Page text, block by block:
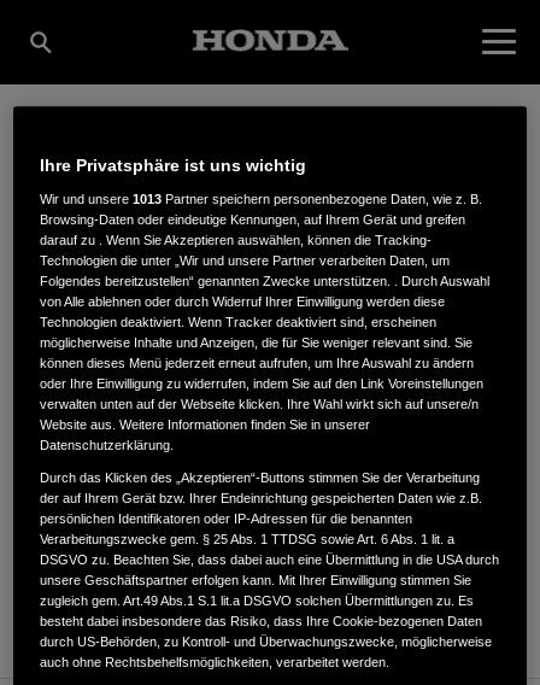
LANDTECHNIK
REICHART, INH.
STEFAN REICHART
Tiroler Straße 94,87459
ANFAHRTSBESCHREIBUNG ANFORDERN
WEBSITE
Ihre Privatsphäre ist uns wichtig
Wir und unsere1013 Partner speichern personenbezogene Daten, wie z. B.
Browsing-Daten oder eindeutige Kennungen, auf Ihrem Gerät und greifen
darauf zu . Wenn Sie Akzeptieren auswählen, können die Tracking-
Technologien die unter „Wir und unsere Partner verarbeiten Daten, um
Folgendes bereitzustellen“ genannten Zwecke unterstützen. . Durch Auswahl
von Alle ablehnen oder durch Widerruf Ihrer Einwilligung werden diese
Technologien deaktiviert. Wenn Tracker deaktiviert sind, erscheinen
möglicherweise Inhalte und Anzeigen, die für Sie weniger relevant sind. Sie
können dieses Menü jederzeit erneut aufrufen, um Ihre Auswahl zu ändern
oder Ihre Einwilligung zu widerrufen, indem Sie auf den Link Voreinstellungen
verwalten unten auf der Webseite klicken. Ihre Wahl wirkt sich auf unsere/n
Website aus. Weitere Informationen finden Sie in unserer
Datenschutzerklärung.
Durch das Klicken des „Akzeptieren“-Buttons stimmen Sie der Verarbeitung
der auf Ihrem Gerät bzw. Ihrer Endeinrichtung gespeicherten Daten wie z.B.
persönlichen Identifikatoren oder IP-Adressen für die benannten
Verarbeitungszwecke gem. § 25 Abs. 1 TTDSG sowie Art. 6 Abs. 1 lit. a
DSGVO zu. Beachten Sie, dass dabei auch eine Übermittlung in die USA durch
unsere Geschäftspartner erfolgen kann. Mit Ihrer Einwilligung stimmen Sie
zugleich gem. Art.49 Abs.1 S.1 lit.a DSGVO solchen Übermittlungen zu. Es
besteht dabei insbesondere das Risiko, dass Ihre Cookie-bezogenen Daten
durch US-Behörden, zu Kontroll- und Überwachungszwecke, möglicherweise
auch ohne Rechtsbehelfsmöglichkeiten, verarbeitet werden.